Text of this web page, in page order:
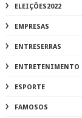
ELEIÇÕES2022
EMPRESAS
ENTRESERRAS
ENTRETENIMENTO
ESPORTE
FAMOSOS